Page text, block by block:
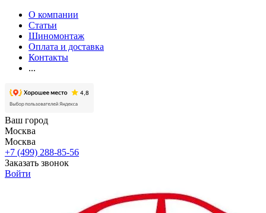
О компании
Статьи
Шиномонтаж
Оплата и доставка
Контакты
...
Ваш город
Москва
Москва
+7 (499) 288-85-56
Заказать звонок
Войти